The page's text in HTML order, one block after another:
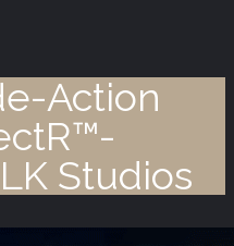
Action
Studios